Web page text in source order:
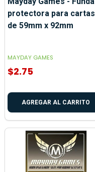
protectora para cartas
de 59mm x 92mm
MAYDAY GAMES
$2.75
AGREGAR AL CARRITO